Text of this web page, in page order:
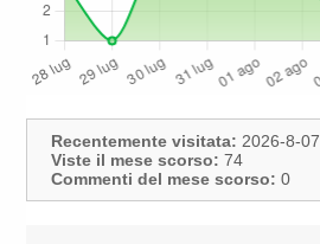
Recentemente visitata: 2026-8-07
Viste il mese scorso: 74
Commenti del mese scorso: 0